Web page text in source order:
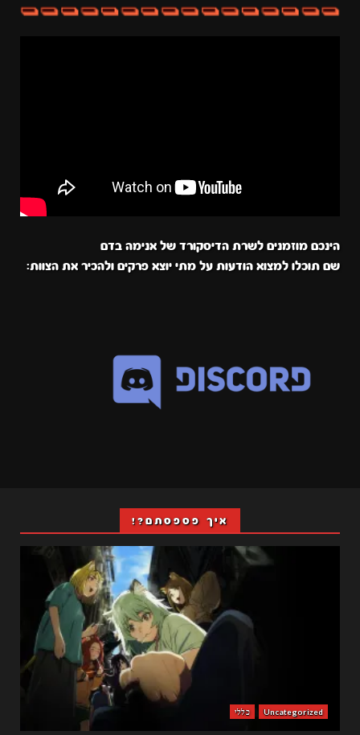
הינכם מוזמנים לשרת הדיסקורד של אנימה בדם
שם תוכלו למצוא הודעות על מתי יוצא פרקים ולהכיר את הצוות:
איך פספסתם?!
Uncategorized כללי